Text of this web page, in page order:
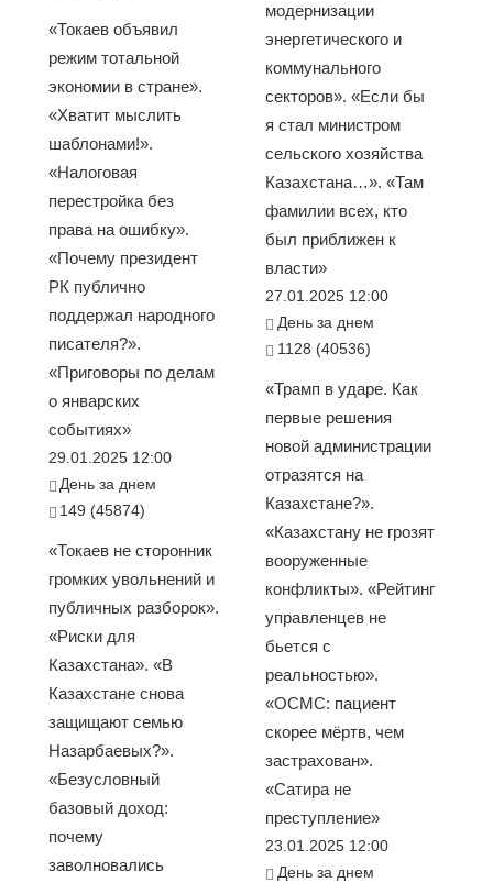
«Токаев объявил
режим тотальной
экономии в стране».
«Хватит мыслить
шаблонами!».
«Налоговая
перестройка без
права на ошибку».
«Почему президент
РК публично
поддержал народного
писателя?».
«Приговоры по делам
о январских
событиях»
29.01.2025 12:00
День за днем
149 (45874)
«Токаев не сторонник
громких увольнений и
публичных разборок».
«Риски для
Казахстана». «В
Казахстане снова
защищают семью
Назарбаевых?».
«Безусловный
базовый доход:
почему
заволновались
модернизации
энергетического и
коммунального
секторов». «Если бы
я стал министром
сельского хозяйства
Казахстана…». «Там
фамилии всех, кто
был приближен к
власти»
27.01.2025 12:00
День за днем
1128 (40536)
«Трамп в ударе. Как
первые решения
новой администрации
отразятся на
Казахстане?».
«Казахстану не грозят
вооруженные
конфликты». «Рейтинг
управленцев не
бьется с
реальностью».
«ОСМС: пациент
скорее мёртв, чем
застрахован».
«Сатира не
преступление»
23.01.2025 12:00
День за днем